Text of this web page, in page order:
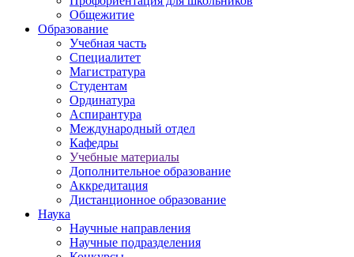
Общежитие
Образование
Учебная часть
Специалитет
Магистратура
Студентам
Ординатура
Аспирантура
Международный отдел
Кафедры
Учебные материалы
Дополнительное образование
Аккредитация
Дистанционное образование
Наука
Научные направления
Научные подразделения